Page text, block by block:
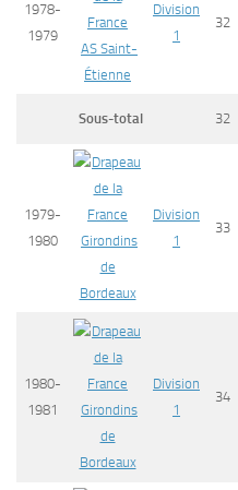
1978-
1979
AS Saint-
Étienne
Division
1
32
Sous-total 32
1979-
1980
Girondins
de
Bordeaux
Division
1
33
1980-
1981
Girondins
de
Bordeaux
Division
1
34